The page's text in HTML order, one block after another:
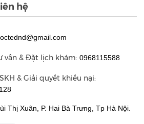
hệ
vấn & Đặt lịch khám: 0968115588
& Giải quyết khiếu nại:
Thị Xuân, P. Hai Bà Trưng, Tp Hà Nội.